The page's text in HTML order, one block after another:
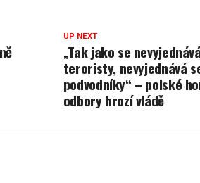
UP NEXT
„Tak jako se
teroristy, nevyjednává
podvodníky“ – polské
odbory hrozí vládě